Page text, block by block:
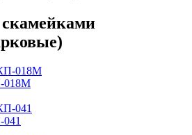
скамейками
018М
041